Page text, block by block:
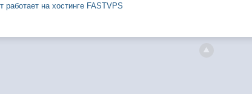
работает на хостинге FASTVPS